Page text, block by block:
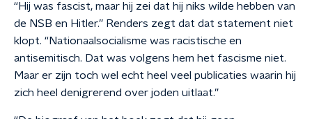
“Hij was fascist, maar hij zei dat hij niks wilde hebben van
de NSB en Hitler.” Renders zegt dat dat statement niet
klopt. “Nationaalsocialisme was racistische en
antisemitisch. Dat was volgens hem het fascisme niet.
Maar er zijn toch wel echt heel veel publicaties waarin hij
zich heel denigrerend over joden uitlaat.”